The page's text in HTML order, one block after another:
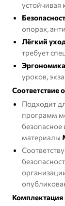
устойчивая
опорах,
Лёгкий
требует
Эргономика
уроков,
Соответствие
Подходит
программ
безопасное
материалы
Комплектация